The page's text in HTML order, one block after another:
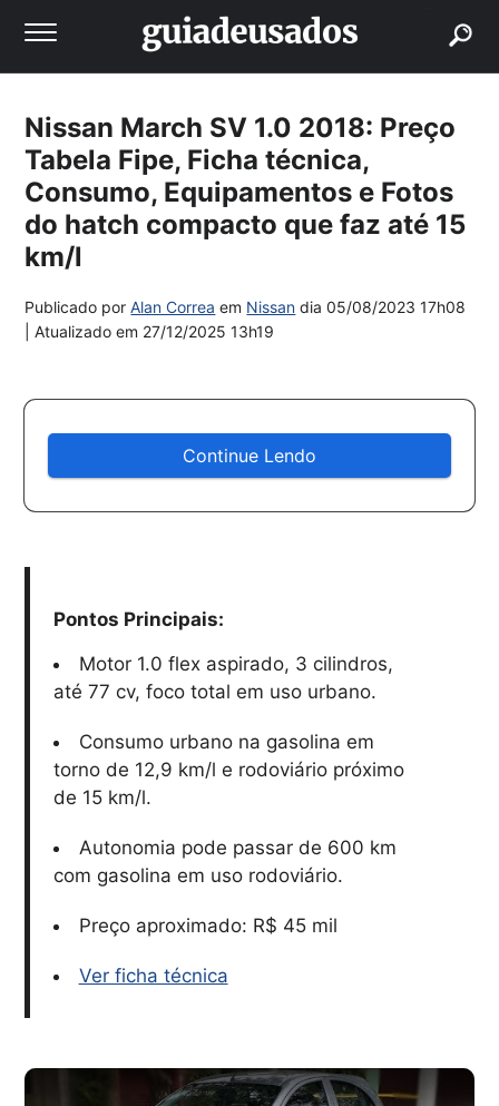
Nissan March SV 1.0 2018: Preço
Tabela Fipe, Ficha técnica,
Consumo, Equipamentos e Fotos
do hatch compacto que faz até 15
km/l
Publicado porAlan Correa em Nissan dia05/08/2023 17h08
| Atualizado em 27/12/2025 13h19
Continue Lendo
Pontos Principais:
Motor 1.0 flex aspirado, 3 cilindros,
até 77 cv, foco total em uso urbano.
Consumo urbano na gasolina em
torno de 12,9 km/l e rodoviário próximo
de 15 km/l.
Autonomia pode passar de 600 km
com gasolina em uso rodoviário.
Preço aproximado: R$ 45 mil
Ver ficha técnica